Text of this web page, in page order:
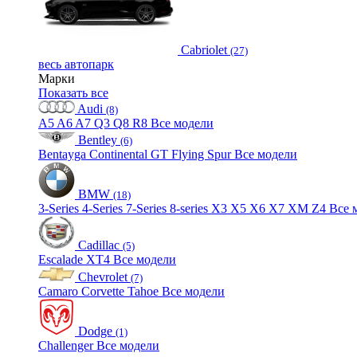
Cabriolet (27)
весь автопарк
Марки
Показать все
Audi (8)
A5 A6 A7 Q3 Q8 R8 Все модели
Bentley (6)
Bentayga Continental GT Flying SpurВсе модели
BMW (18)
3-Series 4-Series 7-Series 8-series X3 X5 X6 X7 XM Z4 Все
Cadillac (5)
Escalade XT4 Все модели
Chevrolet (7)
Camaro Corvette Tahoe Все модели
Dodge (1)
ChallengerВсе модели